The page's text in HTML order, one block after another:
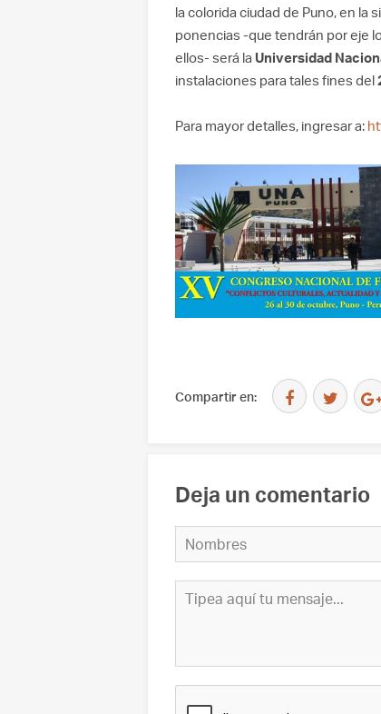
la colorida ciudad de Puno, en la
ponencias -que tendrán por eje
ellos- será la Universidad
instalaciones para tales fines del
Para mayor detalles, ingresar a:
Compartir en:
Deja un comentario